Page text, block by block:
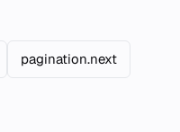
pagination.next